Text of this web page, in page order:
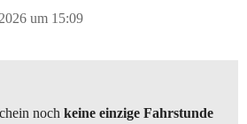
um 15:09
noch keine einzige Fahrstunde